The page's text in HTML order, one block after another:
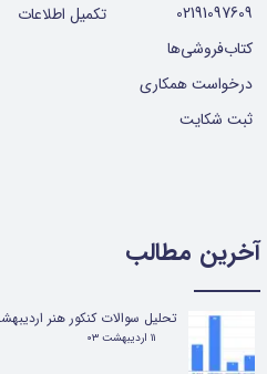
آخرین مطالب
تحلیل سوالات کنکور هنر اردیبهشت
۱۱ اردیبهشت ۰۳
تکمیل اطلاعات
02191097609
کتاب‌فروشی‌ها
درخواست همکاری
ثبت شکایت